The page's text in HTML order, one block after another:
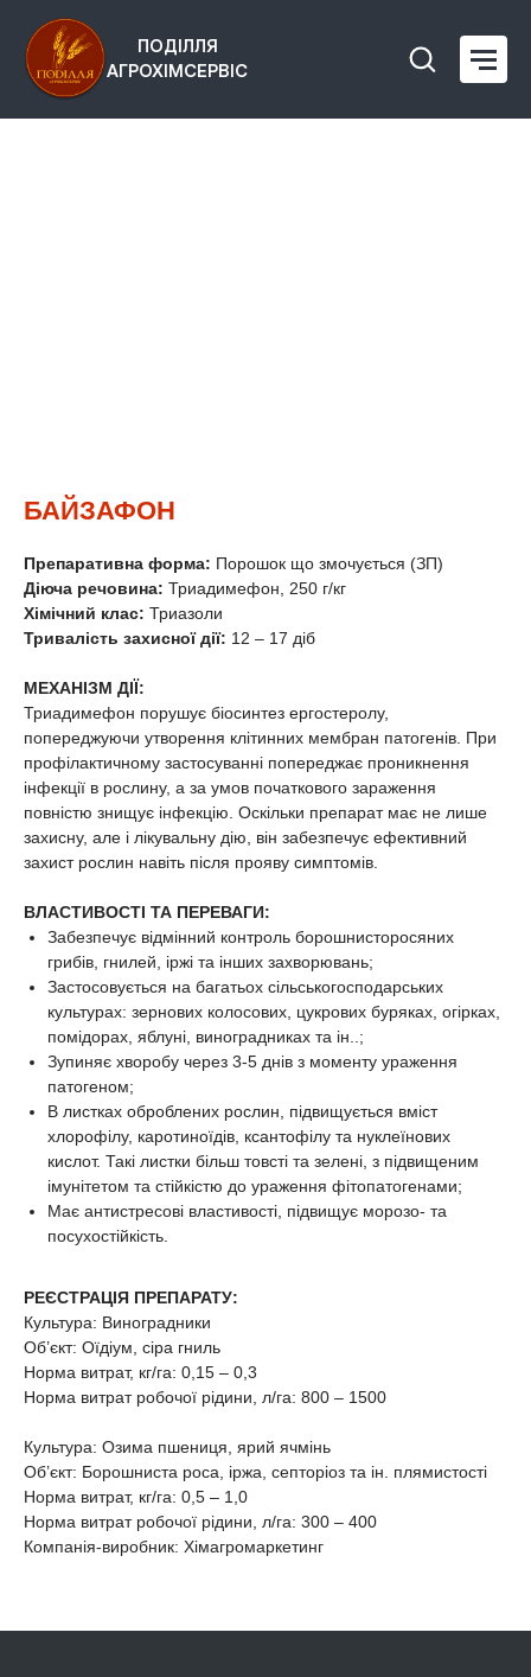
ПОДІЛЛЯ
АГРОХІМСЕРВІС
БАЙЗАФОН
Препаративна форма: Порошок що змочується (ЗП)
Діюча речовина: Триадимефон, 250 г/кг
Хімічний клас: Триазоли
Тривалість захисної дії: 12 – 17 діб
МЕХАНІЗМ ДІЇ:
Триадимефон порушує біосинтез ергостеролу,
попереджуючи утворення клітинних мембран патогенів. При
профілактичному застосуванні попереджає проникнення
інфекції в рослину, а за умов початкового зараження
повністю знищує інфекцію. Оскільки препарат має не лише
захисну, але і лікувальну дію, він забезпечує ефективний
захист рослин навіть після прояву симптомів.
ВЛАСТИВОСТІ ТА ПЕРЕВАГИ:
Забезпечує відмінний контроль борошнисторосяних
грибів, гнилей, іржі та інших захворювань;
Застосовується на багатьох сільськогосподарських
культурах: зернових колосових, цукрових буряках, огірках,
помідорах, яблуні, виноградниках та ін..;
Зупиняє хворобу через 3-5 днів з моменту ураження
патогеном;
В листках оброблених рослин, підвищується вміст
хлорофілу, каротиноїдів, ксантофілу та нуклеїнових
кислот. Такі листки більш товсті та зелені, з підвищеним
імунітетом та стійкістю до ураження фітопатогенами;
Має антистресові властивості, підвищує морозо- та
посухостійкість.
РЕЄСТРАЦІЯ ПРЕПАРАТУ:
Культура: Виноградники
Об’єкт: Оїдіум, сіра гниль
Норма витрат, кг/га: 0,15 – 0,3
Норма витрат робочої рідини, л/га: 800 – 1500
Культура: Озима пшениця, ярий ячмінь
Об’єкт: Борошниста роса, іржа, септоріоз та ін. плямистості
Норма витрат, кг/га: 0,5 – 1,0
Норма витрат робочої рідини, л/га: 300 – 400
Компанія-виробник: Хімагромаркетинг